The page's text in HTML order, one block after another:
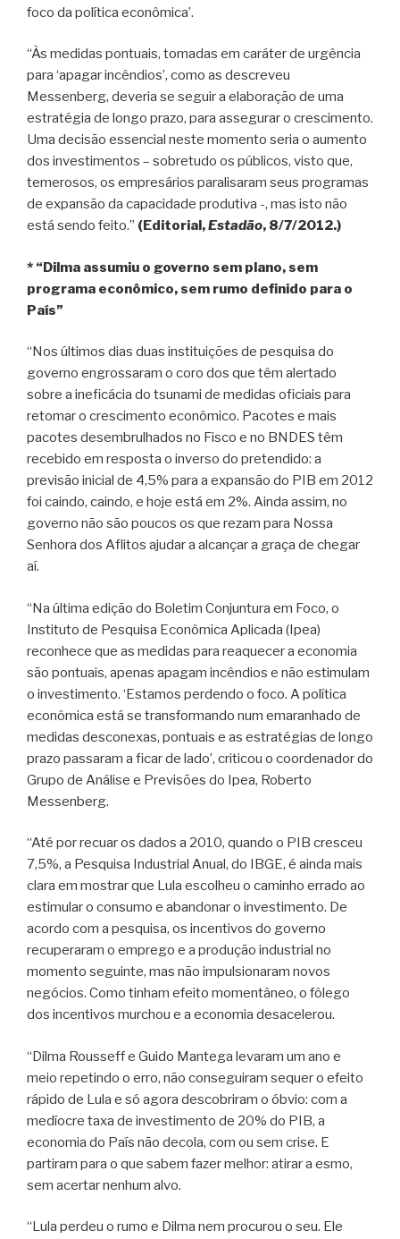
foco da política econômica’.
“Às medidas pontuais, tomadas em caráter de urgência
para ‘apagar incêndios’, como as descreveu
Messenberg, deveria se seguir a elaboração de uma
estratégia de longo prazo, para assegurar o crescimento.
Uma decisão essencial neste momento seria o aumento
dos investimentos – sobretudo os públicos, visto que,
temerosos, os empresários paralisaram seus programas
de expansão da capacidade produtiva -, mas isto não
está sendo feito.” (Editorial,Estadão, 8/7/2012.)
* “Dilma assumiu o governo sem plano, sem
programa econômico, sem rumo definido para o
País”
“Nos últimos dias duas instituições de pesquisa do
governo engrossaram o coro dos que têm alertado
sobre a ineficácia do tsunami de medidas oficiais para
retomar o crescimento econômico. Pacotes e mais
pacotes desembrulhados no Fisco e no BNDES têm
recebido em resposta o inverso do pretendido: a
previsão inicial de 4,5% para a expansão do PIB em 2012
foi caindo, caindo, e hoje está em 2%. Ainda assim, no
governo não são poucos os que rezam para Nossa
Senhora dos Aflitos ajudar a alcançar a graça de chegar
aí.
“Na última edição do Boletim Conjuntura em Foco, o
Instituto de Pesquisa Econômica Aplicada (Ipea)
reconhece que as medidas para reaquecer a economia
são pontuais, apenas apagam incêndios e não estimulam
o investimento. ‘Estamos perdendo o foco. A política
econômica está se transformando num emaranhado de
medidas desconexas, pontuais e as estratégias de longo
prazo passaram a ficar de lado’, criticou o coordenador do
Grupo de Análise e Previsões do Ipea, Roberto
Messenberg.
“Até por recuar os dados a 2010, quando o PIB cresceu
7,5%, a Pesquisa Industrial Anual, do IBGE, é ainda mais
clara em mostrar que Lula escolheu o caminho errado ao
estimular o consumo e abandonar o investimento. De
acordo com a pesquisa, os incentivos do governo
recuperaram o emprego e a produção industrial no
momento seguinte, mas não impulsionaram novos
negócios. Como tinham efeito momentâneo, o fôlego
dos incentivos murchou e a economia desacelerou.
“Dilma Rousseff e Guido Mantega levaram um ano e
meio repetindo o erro, não conseguiram sequer o efeito
rápido de Lula e só agora descobriram o óbvio: com a
medíocre taxa de investimento de 20% do PIB, a
economia do País não decola, com ou sem crise. E
partiram para o que sabem fazer melhor: atirar a esmo,
sem acertar nenhum alvo.
“Lula perdeu o rumo e Dilma nem procurou o seu. Ele